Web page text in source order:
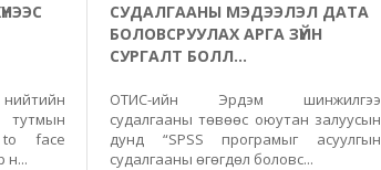
тутмын
to face
н...
СУДАЛГААНЫ МЭДЭЭЛЭЛ ДАТА
БОЛОВСРУУЛАХ АРГА ЗҮЙН
СУРГАЛТ БОЛЛ...
ОТИС-ийн Эрдэм шинжилгээ
судалгааны төвөөс оюутан залуусын
дунд “SPSS програмыг асуулгын
судалгааны өгөгдөл боловс...